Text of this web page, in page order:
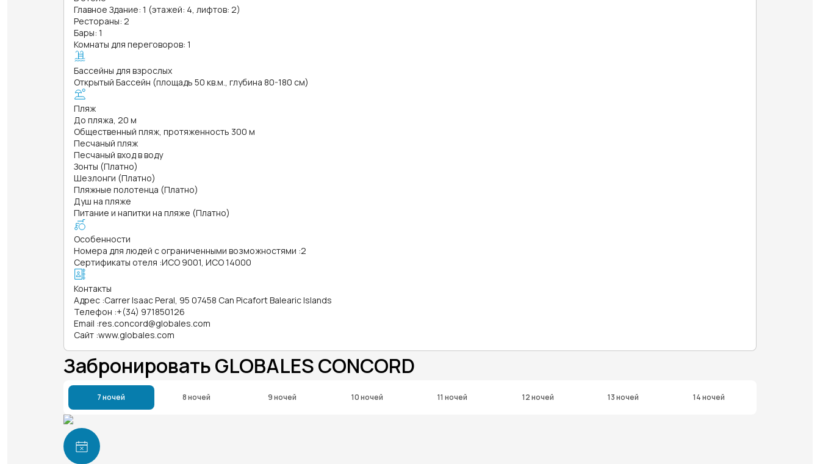
Главное Здание: 1 (этажей: 4, лифтов: 2)
Рестораны: 2
Бары: 1
Комнаты для переговоров: 1
Бассейны для взрослых
Открытый Бассейн (площадь 50 кв.м., глубина 80-180 см)
Пляж
До пляжа, 20 м
Общественный пляж, протяженность 300 м
Песчаный пляж
Песчаный вход в воду
Зонты (Платно)
Шезлонги (Платно)
Пляжные полотенца (Платно)
Душ на пляже
Питание и напитки на пляже (Платно)
Особенности
Номера для людей с ограниченными возможностями :2
Сертификаты отеля :ИСО 9001, ИСО 14000
Контакты
Адрес :Carrer Isaac Peral, 95 07458 Can Picafort Balearic Islands
Телефон :+(34) 971850126
Email :res.concord@globales.com
Сайт :www.globales.com
Забронировать GLOBALES CONCORD
7 ночей 8 ночей 9 ночей 10 ночей 11 ночей 12 ночей 13 ночей 14 ночей